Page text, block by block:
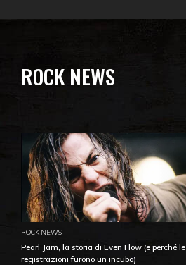
ROCK NEWS
ROCK NEWS
Pearl Jam, la storia di Even Flow (e perché le
registrazioni furono un incubo)